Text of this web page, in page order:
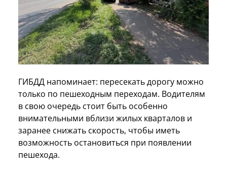
ГИБДД напоминает: пересекать дорогу можно
только по пешеходным переходам. Водителям
в свою очередь стоит быть особенно
внимательными вблизи жилых кварталов и
заранее снижать скорость, чтобы иметь
возможность остановиться при появлении
пешехода.